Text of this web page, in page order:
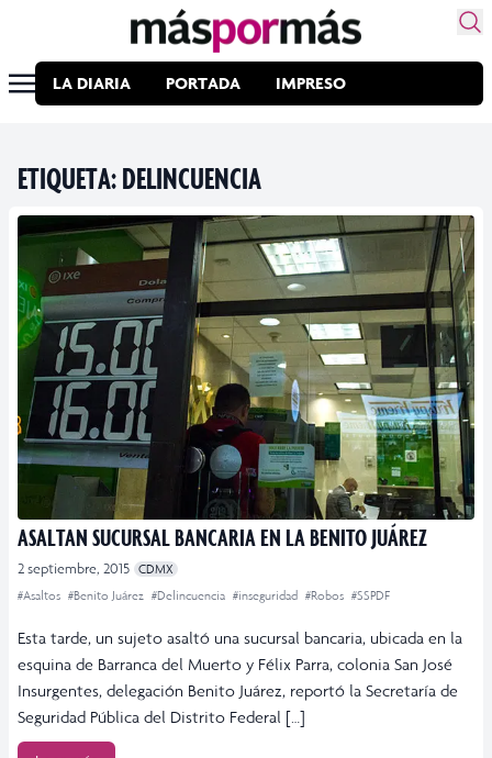
LA DIARIA PORTADA IMPRESO
ETIQUETA:DELINCUENCIA
ASALTAN SUCURSAL BANCARIA EN LA BENITO JUÁREZ
2 septiembre, 2015 CDMX
#Asaltos #Benito Juárez #Delincuencia #inseguridad #Robos #SSPDF
Esta tarde, un sujeto asaltó una sucursal bancaria, ubicada en la
esquina de Barranca del Muerto y Félix Parra, colonia San José
Insurgentes, delegación Benito Juárez, reportó la Secretaría de
Seguridad Pública del Distrito Federal […]